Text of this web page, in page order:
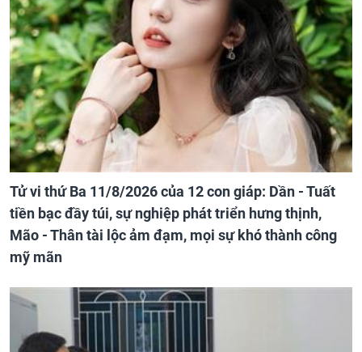
Tử vi thứ Ba 11/8/2026 của 12 con giáp: Dần - Tuất
tiền bạc đầy túi, sự nghiệp phát triển hưng thịnh,
Mão - Thân tài lộc ảm đạm, mọi sự khó thành công
mỹ mãn